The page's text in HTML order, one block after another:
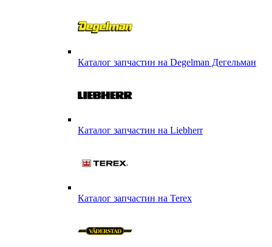
Каталог запчастин на Degelman Дегельман
Каталог запчастин на Liebherr
Каталог запчастин на Terex